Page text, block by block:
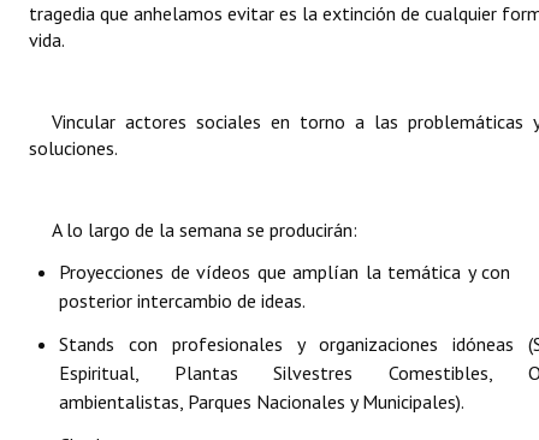
Reconocimientos - Registro
Entrega de distinciones
tragedia que anhelamos evitar es la extinción de cualquier
vida.
Vincular actores sociales en torno a las problemáticas
soluciones.
A lo largo de la semana se producirán:
Proyecciones de vídeos que amplían la temática y con
posterior intercambio de ideas.
Stands con profesionales y organizaciones idóneas
Espiritual, Plantas Silvestres Comestibles,
ambientalistas, Parques Nacionales y Municipales).